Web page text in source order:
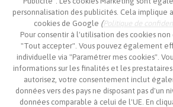
personnalisation des publicités. Cela implique
cookies de Google (Politique de
Pour consentir à l'utilisation des cookies non
"Tout accepter". Vous pouvez également
individuelle via "Paramétrer mes cookies".
informations sur les finalités et les prestataires
autorisez, votre consentement inclut
données vers des pays ne disposant pas d'un
données comparable à celui de l'UE. En
lacompréhensionprécise du
la rigueur duvocabulaire
l’exploitationeffective des
résultats (pas seulement leur
la cohérence du raisonnement
la conclusion
la clarté de la rédaction